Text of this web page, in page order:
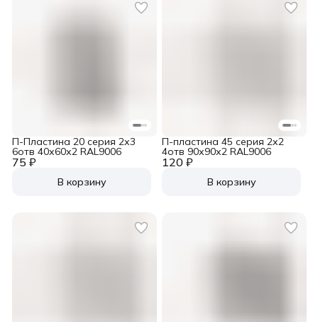
75 ₽
П-Пластина 20 серия 2х3
6отв 40х60х2 RAL9006
В корзину
120 ₽
П-пластина 45 серия 2х2
4отв 90х90х2 RAL9006
В корзину